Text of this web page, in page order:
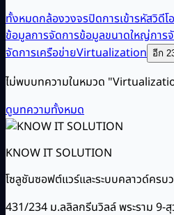
ทั้งหมดกล้องวงจรปิดการเข้ารหัสวิดีโอ
ข้อมูลการจัดการข้อมูลขนาดใหญ่การ
จัดการเครือข่ายVirtualization อีก
ไม่พบบทความในหมวด
ดูบทความทั้งหมด
KNOW IT SOLUTION
โซลูชันซอฟต์แวร์และระบบคลาวด์ครบ
431/234 ม.ลลิลกรีนวิลล์ พระราม 9-